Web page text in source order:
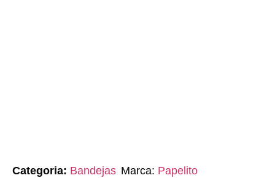
Categoria: Bandejas Marca: Papelito